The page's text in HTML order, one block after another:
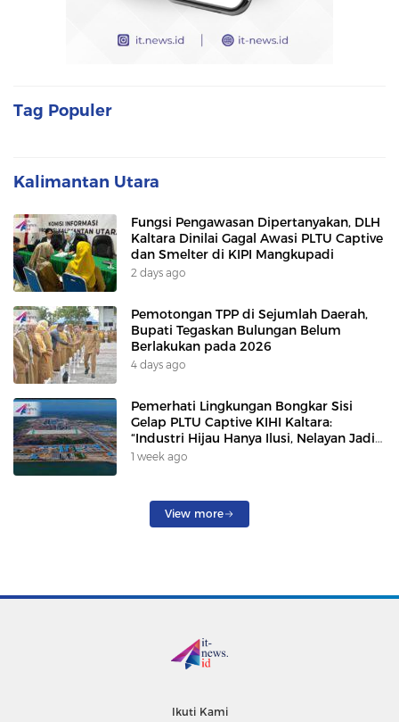
Tag Populer
Kalimantan Utara
Fungsi Pengawasan Dipertanyakan, DLH
Kaltara Dinilai Gagal Awasi PLTU Captive
dan Smelter di KIPI Mangkupadi
2 days ago
Pemotongan TPP di Sejumlah Daerah,
Bupati Tegaskan Bulungan Belum
Berlakukan pada 2026
4 days ago
Pemerhati Lingkungan Bongkar Sisi
Gelap PLTU Captive KIHI Kaltara:
“Industri Hijau Hanya Ilusi, Nelayan Jadi
Korban”
1 week ago
View more
Ikuti Kami